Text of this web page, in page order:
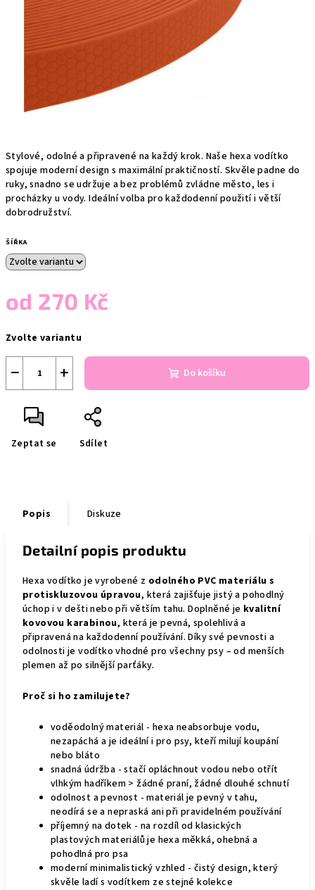
Stylové, odolné a připravené na každý krok. Naše hexa vodítko
spojuje moderní design s maximální praktičností. Skvěle padne do
ruky, snadno se udržuje a bez problémů zvládne město, les i
procházky u vody. Ideální volba pro každodenní použití i větší
dobrodružství.
ŠÍŘKA
od 270 Kč
cena:
Zvolte variantu
+
− Do košíku
Zeptat se Sdílet
Popis Diskuze
Detailní popis produktu
Hexa vodítko je vyrobené z odolného PVC materiálu s
protiskluzovou úpravou, která zajišťuje jistý a pohodlný
úchop i v dešti nebo při větším tahu. Doplněné je kvalitní
kovovou karabinou, která je pevná, spolehlivá a
připravená na každodenní používání. Díky své pevnosti a
odolnosti je vodítko vhodné pro všechny psy – od menších
plemen až po silnější parťáky.
Proč si ho zamilujete?
voděodolný materiál - hexa neabsorbuje vodu,
nezapáchá a je ideální i pro psy, kteří milují koupání
nebo bláto
snadná údržba - stačí opláchnout vodou nebo otřít
vlhkým hadříkem > žádné praní, žádné dlouhé schnutí
odolnost a pevnost - materiál je pevný v tahu,
neodírá se a nepraská ani při pravidelném používání
příjemný na dotek - na rozdíl od klasických
plastových materiálů je hexa měkká, ohebná a
pohodlná pro psa
moderní minimalistický vzhled - čistý design, který
skvěle ladí s vodítkem ze stejné kolekce